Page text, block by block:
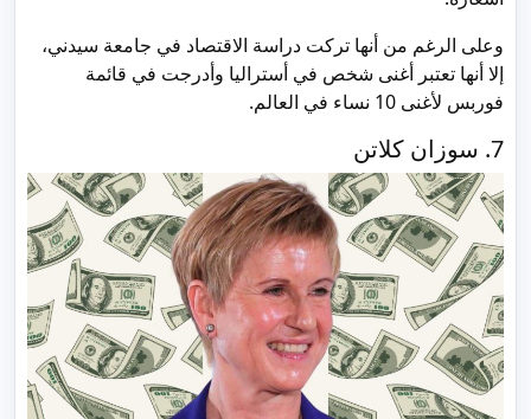
وعلى الرغم من أنها تركت دراسة الاقتصاد في جامعة سيدني،
إلا أنها تعتبر أغنى شخص في أستراليا وأدرجت في قائمة
فوربس لأغنى 10 نساء في العالم.
7. سوزان كلاتن